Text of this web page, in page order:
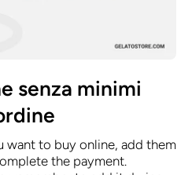
senza minimi
want to buy online, add them
the payment.